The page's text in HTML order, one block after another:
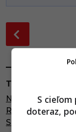
o
s
t
P
a
g
i
TAGY:
NA VLASTNEJ
RICHARD GLÜCK
SLOVENSKO
S
doteraz,